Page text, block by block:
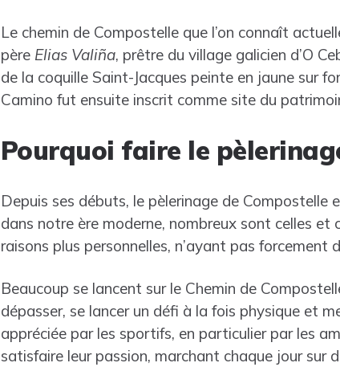
Le chemin de Compostelle que l’on connaît
père Elias Valiña, prêtre du village galicien d’O
de la coquille Saint-Jacques peinte en jaune sur
Camino fut ensuite inscrit comme site du
Pourquoi faire le
Depuis ses débuts, le pèlerinage de Compostelle
dans notre ère moderne, nombreux sont celles et
raisons plus personnelles, n’ayant pas forcement
Beaucoup se lancent sur le Chemin de
dépasser, se lancer un défi à la fois physique et
appréciée par les sportifs, en particulier par les
satisfaire leur passion, marchant chaque jour